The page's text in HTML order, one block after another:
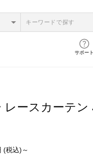
サポート
レースカーテン
(税込)～